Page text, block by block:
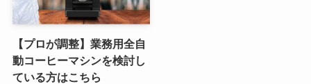
【プロが調整】業務用全自
動コーヒーマシンを検討し
ている方はこちら